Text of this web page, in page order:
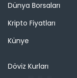
Dünya Borsaları
Kripto Fiyatları
Künye
Döviz Kurları